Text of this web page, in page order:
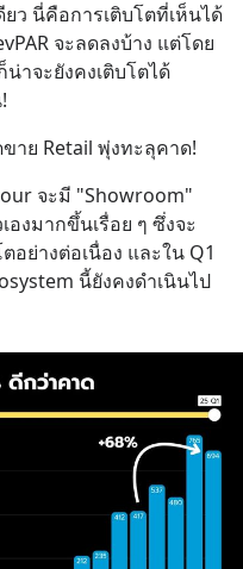
ว นี่คือการเติบโตที่เห็นได้
จะลดลงบ้าง แต่โดย
าจะยังคงเติบโตได้
าย Retail พุ่งทะลุคาด!
จะมี "Showroom"
งมากขึ้นเรื่อย ๆ ซึ่งจะ
ย่างต่อเนื่อง และใน Q1
นี้ยังคงดำเนินไป